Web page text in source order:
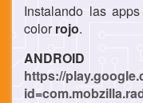
Instalando las
colorrojo.
ANDROID
https://